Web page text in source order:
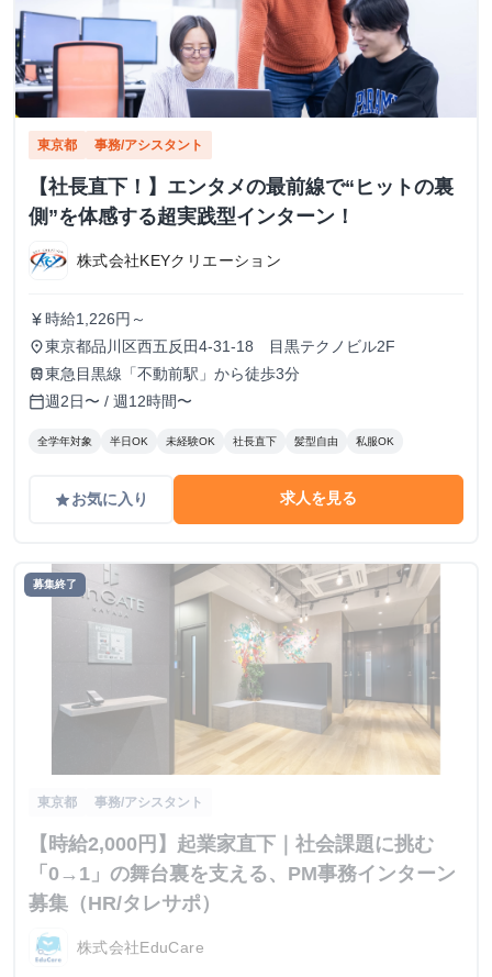
東京都 事務/アシスタント
【社長直下！】エンタメの最前線で“ヒットの裏
側”を体感する超実践型インターン！
株式会社KEYクリエーション
currency_yen 時給1,226円～
place東京都品川区西五反田4-31-18 目黒テクノビル2F
train東急目黒線「不動前駅」から徒歩3分
calendar_today週2日〜 / 週12時間〜
全学年対象 半日OK 未経験OK 社長直下 髪型自由 私服OK
gradeお気に入り 求人を見る
募集終了
東京都 事務/アシスタント
【時給2,000円】起業家直下｜社会課題に挑む
「0→1」の舞台裏を支える、PM事務インターン
募集（HR/タレサポ）
株式会社EduCare